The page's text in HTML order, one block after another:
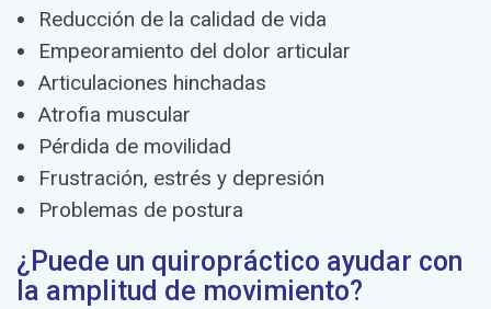
Reducción de la calidad de vida
Empeoramiento del dolor articular
Articulaciones hinchadas
Atrofia muscular
Pérdida de movilidad
Frustración, estrés y depresión
Problemas de postura
¿Puede un quiropráctico ayudar con
la amplitud de movimiento?